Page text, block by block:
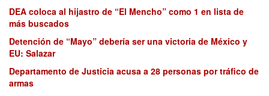
DEA coloca al hijastro de “El Mencho” como 1 en lista de
más buscados
Detención de “Mayo” debería ser una victoria de México y
EU: Salazar
Departamento de Justicia acusa a 28 personas por tráfico de
armas